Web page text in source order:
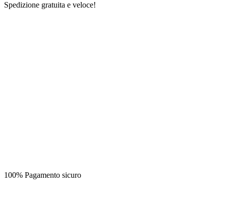
Spedizione gratuita e veloce!
100% Pagamento sicuro